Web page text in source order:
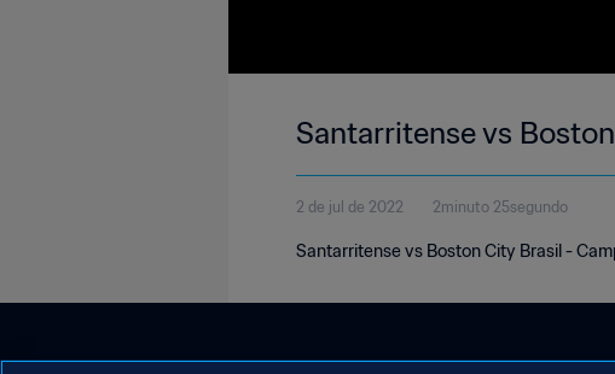
Santarritense vs
2 de jul de 2022 2minuto 25segundo
Santarritense vs Boston City Brasil -